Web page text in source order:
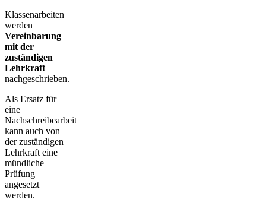
Klassenarbeiten
werden
Vereinbarung
mit der
zuständigen
Lehrkraft
nachgeschrieben.
Als Ersatz für
eine
Nachschreibearbeit
kann auch von
der zuständigen
Lehrkraft eine
mündliche
Prüfung
angesetzt
werden.